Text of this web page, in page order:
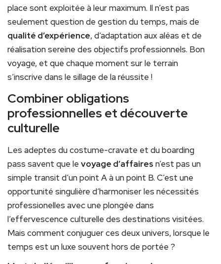
place sont exploitée à leur maximum. Il n’est pas
seulement question de gestion du temps, mais de
qualité d’expérience, d’adaptation aux aléas et de
réalisation sereine des objectifs professionnels. Bon
voyage, et que chaque moment sur le terrain
s’inscrive dans le sillage de la réussite !
Combiner obligations
professionnelles et découverte
culturelle
Les adeptes du costume-cravate et du boarding
pass savent que le voyage d’affaires n’est pas un
simple transit d’un point A à un point B. C’est une
opportunité singulière d’harmoniser les nécessités
professionelles avec une plongée dans
l’effervescence culturelle des destinations visitées.
Mais comment conjuguer ces deux univers, lorsque le
temps est un luxe souvent hors de portée ?